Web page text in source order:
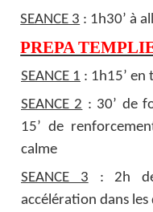
SEANCE 3 : 1h30’ à
PREPA
SEANCE 1 : 1h15’ en
SEANCE 2 : 30’ de
15’ de
calme
SEANCE 3 : 2h
accélération dans